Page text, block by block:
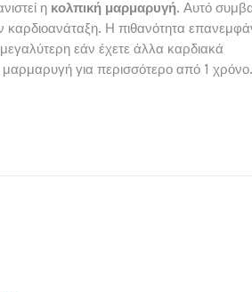
η κολπική μαρμαρυγή. Αυτό
καρδιοανάταξη. Η πιθανότητα
εάν έχετε άλλα καρδιακά
για περισσότερο από 1 χρόνο.